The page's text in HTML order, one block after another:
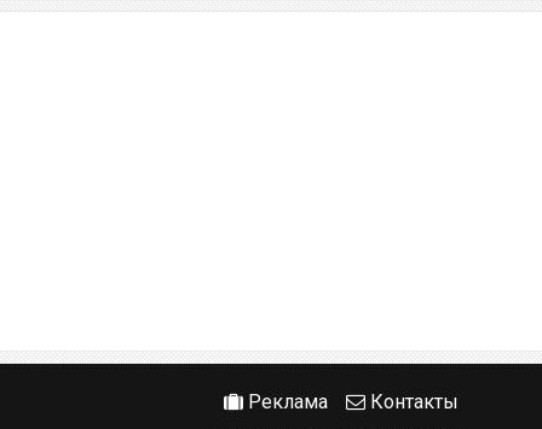
Реклама Контакты